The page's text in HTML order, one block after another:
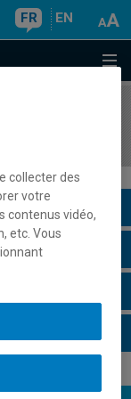
FR EN
collecter des
votre
contenus vidéo,
etc. Vous